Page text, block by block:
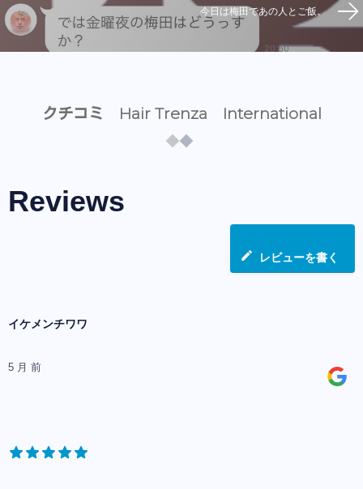
今日は梅田であの人とご飯。
クチコミ Hair Trenza International
Reviews
レビューを書く
イケメンチワワ
5 月 前